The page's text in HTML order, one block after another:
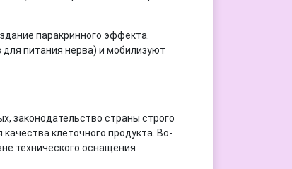
паракринного эффекта.
питания нерва) и мобилизуют
законодательство страны строго
клеточного продукта. Во-
технического оснащения